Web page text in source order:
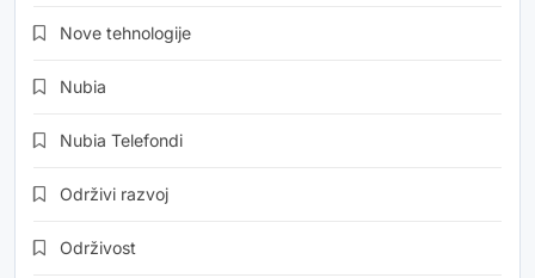
Nove tehnologije
Nubia
Nubia Telefondi
Održivi razvoj
Održivost